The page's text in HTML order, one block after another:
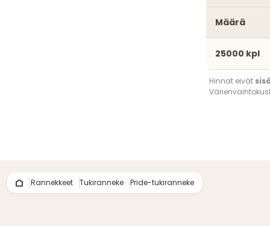
Määrä
25000 kpl
Hinnat eivät
Rannekkeet Tukiranneke Pride-tukiranneke